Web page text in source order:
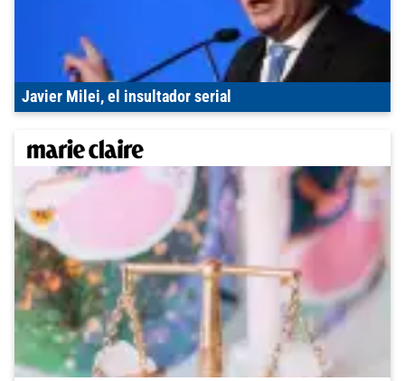
Javier Milei, el insultador serial